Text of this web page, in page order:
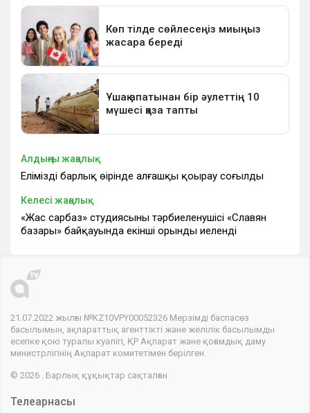
Алдыңғы жаңалық
Еліміздің барлық өңірінде алғашқы қоңырау соғылды
Келесі жаңалық
«Жас сарбаз» студиясының тәрбиеленушісі «Славян
базары» байқауында екінші орынды иеленді
21.07.2022 жылғы №KZ10VPY00052326 Мерзімді баспасөз
басылымын, ақпараттық агенттікті және желілік басылымды
есепке қою туралы куәлігі, ҚР Ақпарат және қоғамдық даму
министрлігінің Ақпарат комитетімен берілген.
© 2026 . Барлық құқықтар сақталған
Телеарнасы